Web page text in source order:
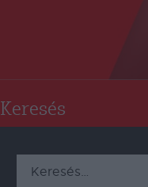
Keresés
Keresés: